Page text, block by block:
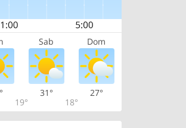
Sab Dom
19°
31°
18°
27°